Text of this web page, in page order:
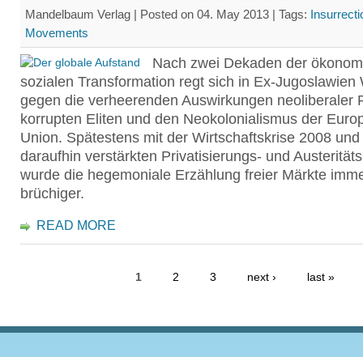
Mandelbaum Verlag | Posted on 04. May 2013 | Tags:
Movements
Nach zwei Dekaden der
sozialen Transformation regt sich in Ex-Jugoslawien
gegen die verheerenden Auswirkungen neoliberaler
korrupten Eliten und den Neokolonialismus der
Union. Spätestens mit der Wirtschaftskrise 2008 und
daraufhin verstärkten Privatisierungs- und
wurde die hegemoniale Erzählung freier Märkte
brüchiger.
READ MORE
1 2 3 next › last »